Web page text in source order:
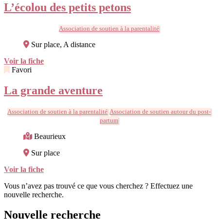
L’écolou des petits petons
Association de soutien à la parentalité
Sur place, A distance
Voir la fiche
Favori
La grande aventure
Association de soutien à la parentalité Association de soutien autour du post-
partum
Beaurieux
Sur place
Voir la fiche
Vous n’avez pas trouvé ce que vous cherchez ? Effectuez une
nouvelle recherche.
Nouvelle recherche